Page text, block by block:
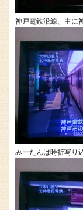
神戸電鉄沿線、主に
みーたんは時折写り